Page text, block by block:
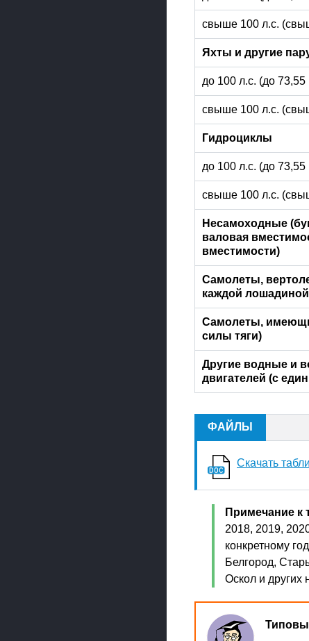
свыше 100 л.с.
Яхты и другие
до 100 л.с. (до 73,55
свыше 100 л.с.
Гидроциклы
до 100 л.с. (до 73,55
свыше 100 л.с.
Несамоходные
валовая
вместимости)
Самолеты,
каждой
Самолеты,
силы тяги)
Другие водные и
двигателей (с
ФАЙЛЫ
Скачать
Примечание к
2018, 2019,
конкретному
Белгород,
Оскол и других